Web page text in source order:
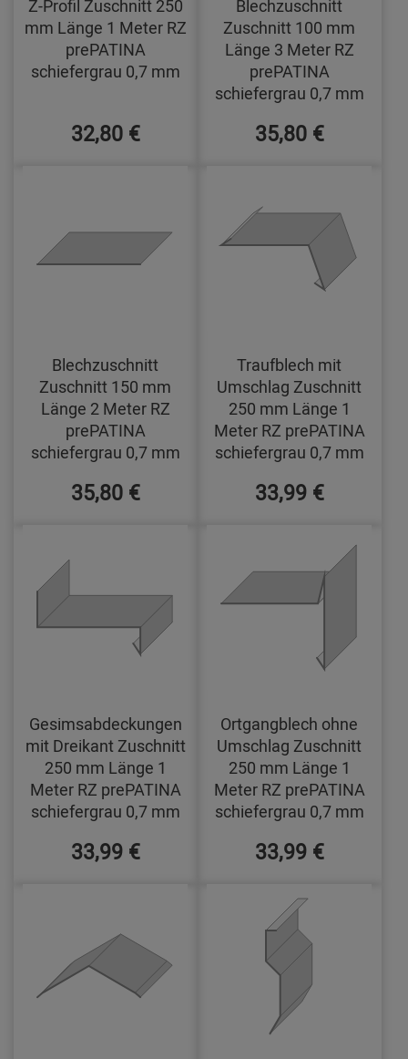
Z-Profil Zuschnitt 250
mm Länge 1 Meter RZ
prePATINA
schiefergrau 0,7 mm
32,80 €
Blechzuschnitt
Zuschnitt 100 mm
Länge 3 Meter RZ
prePATINA
schiefergrau 0,7 mm
35,80 €
Blechzuschnitt
Zuschnitt 150 mm
Länge 2 Meter RZ
prePATINA
schiefergrau 0,7 mm
35,80 €
Traufblech mit
Umschlag Zuschnitt
250 mm Länge 1
Meter RZ prePATINA
schiefergrau 0,7 mm
33,99 €
Gesimsabdeckungen
mit Dreikant Zuschnitt
250 mm Länge 1
Meter RZ prePATINA
schiefergrau 0,7 mm
33,99 €
Ortgangblech ohne
Umschlag Zuschnitt
250 mm Länge 1
Meter RZ prePATINA
schiefergrau 0,7 mm
33,99 €